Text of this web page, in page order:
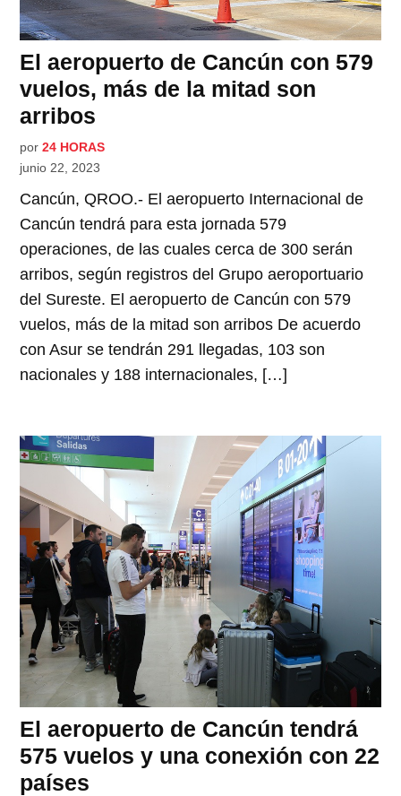
El aeropuerto de Cancún con 579
vuelos, más de la mitad son
arribos
por 24 HORAS
junio 22, 2023
Cancún, QROO.- El aeropuerto Internacional de
Cancún tendrá para esta jornada 579
operaciones, de las cuales cerca de 300 serán
arribos, según registros del Grupo aeroportuario
del Sureste. El aeropuerto de Cancún con 579
vuelos, más de la mitad son arribos De acuerdo
con Asur se tendrán 291 llegadas, 103 son
nacionales y 188 internacionales, […]
El aeropuerto de Cancún tendrá
575 vuelos y una conexión con 22
países